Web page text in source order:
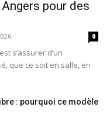
pour des
0
s’assurer d’un
que ce soit en salle, en
: pourquoi ce modèle